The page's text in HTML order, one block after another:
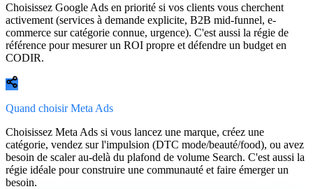
Choisissez Google Ads en priorité si vos clients vous cherchent
activement (services à demande explicite, B2B mid-funnel, e-
commerce sur catégorie connue, urgence). C'est aussi la régie de
référence pour mesurer un ROI propre et défendre un budget en
CODIR.
Quand choisir Meta Ads
Choisissez Meta Ads si vous lancez une marque, créez une
catégorie, vendez sur l'impulsion (DTC mode/beauté/food), ou avez
besoin de scaler au-delà du plafond de volume Search. C'est aussi la
régie idéale pour construire une communauté et faire émerger un
besoin.